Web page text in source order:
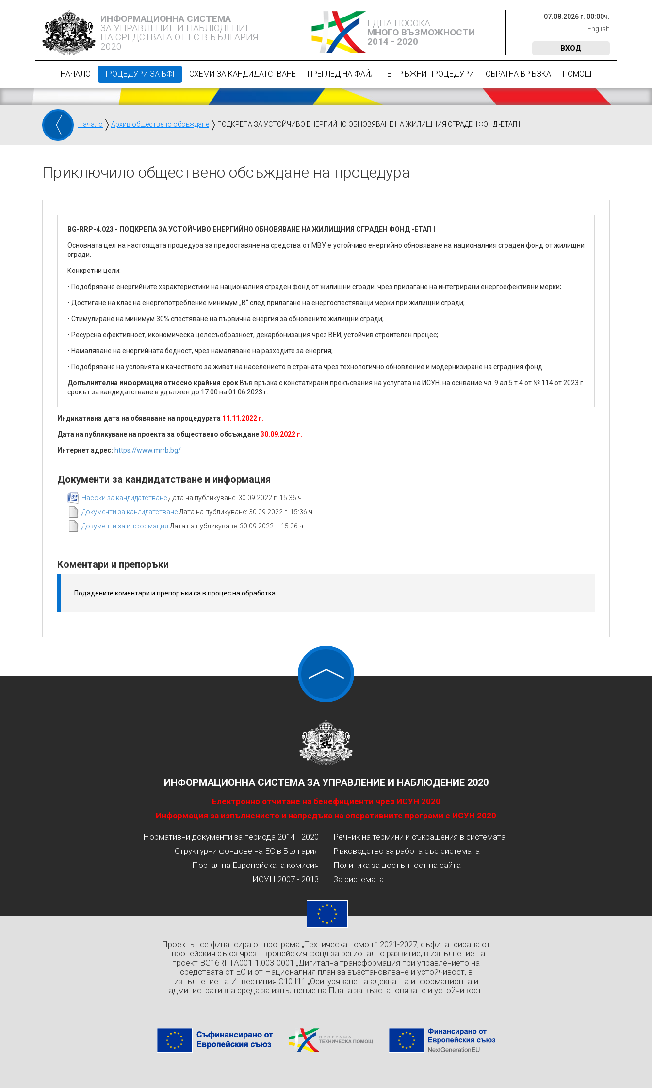
ИНФОРМАЦИОННА СИСТЕМА
ЗА УПРАВЛЕНИЕ И НАБЛЮДЕНИЕ
НА СРЕДСТВАТА ОТ ЕС В БЪЛГАРИЯ
2020
ЕДНА ПОСОКА
МНОГО ВЪЗМОЖНОСТИ
2014 - 2020
07.08.2026 г. 00:00ч.
English
ВХОД
НАЧАЛО ПРОЦЕДУРИ ЗА БФП СХЕМИ ЗА КАНДИДАТСТВАНЕ ПРЕГЛЕД НА ФАЙЛ Е-ТРЪЖНИ ПРОЦЕДУРИ ОБРАТНА ВРЪЗКА ПОМОЩ
Начало Архив обществено обсъждане ПОДКРЕПА ЗА УСТОЙЧИВО ЕНЕРГИЙНО ОБНОВЯВАНЕ НА ЖИЛИЩНИЯ СГРАДЕН ФОНД -ЕТАП I
Приключило обществено обсъждане на процедура
BG-RRP-4.023 - ПОДКРЕПА ЗА УСТОЙЧИВО ЕНЕРГИЙНО ОБНОВЯВАНЕ НА ЖИЛИЩНИЯ СГРАДЕН ФОНД -ЕТАП I
Основната цел на настоящата процедура за предоставяне на средства от МВУ е устойчиво енергийно обновяване на националния сграден фонд от жилищни
сгради.
Конкретни цели:
• Подобряване енергийните характеристики на националния сграден фонд от жилищни сгради, чрез прилагане на интегрирани енергоефективни мерки;
• Достигане на клас на енергопотребление минимум „B“ след прилагане на енергоспестяващи мерки при жилищни сгради;
• Стимулиране на минимум 30% спестяване на първична енергия за обновените жилищни сгради;
• Ресурсна ефективност, икономическа целесъобразност, декарбонизация чрез ВЕИ, устойчив строителен процес;
• Намаляване на енергийната бедност, чрез намаляване на разходите за енергия;
• Подобряване на условията и качеството за живот на населението в страната чрез технологично обновление и модернизиране на сградния фонд.
Допълнителна информация относно крайния срок Във връзка с констатирани прекъсвания на услугата на ИСУН, на оснвание чл. 9 ал.5 т.4 от № 114 от 2023 г.
срокът за кандидатстване в удължен до 17:00 на 01.06.2023 г.
Индикативна дата на обявяване на процедурата 11.11.2022 г.
Дата на публикуване на проекта за обществено обсъждане30.09.2022 г.
Интернет адрес: https://www.mrrb.bg/
Документи за кандидатстване и информация
Насоки за кандидатстване Дата на публикуване: 30.09.2022 г. 15:36 ч.
Документи за кандидатстване Дата на публикуване: 30.09.2022 г. 15:36 ч.
Документи за информация Дата на публикуване: 30.09.2022 г. 15:36 ч.
Коментари и препоръки
Подадените коментари и препоръки са в процес на обработка
ИНФОРМАЦИОННА СИСТЕМА ЗА УПРАВЛЕНИЕ И НАБЛЮДЕНИЕ 2020
Електронно отчитане на бенефициенти чрез ИСУН 2020
Информация за изпълнението и напредъка на оперативните програми с ИСУН 2020
Нормативни документи за периода 2014 - 2020
Структурни фондове на ЕС в България
Портал на Европейската комисия
ИСУН 2007 - 2013
Речник на термини и съкращения в системата
Ръководство за работа със системата
Политика за достъпност на сайта
За системата
Проектът се финансира от програма „Техническа помощ” 2021-2027, съфинансирана от
Европейския съюз чрез Европейския фонд за регионално развитие, в изпълнение на
проект BG16RFTA001-1.003-0001 „Дигитална трансформация при управлението на
средствата от ЕС и от Националния план за възстановяване и устойчивост, в
изпълнение на Инвестиция C10.I11 „Осигуряване на адекватна информационна и
административна среда за изпълнение на Плана за възстановяване и устойчивост.